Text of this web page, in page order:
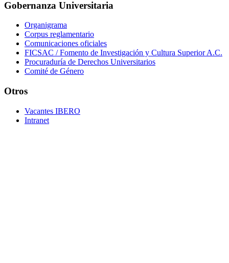
Gobernanza Universitaria
Organigrama
Corpus reglamentario
Comunicaciones oficiales
FICSAC / Fomento de Investigación y Cultura Superior A.C.
Procuraduría de Derechos Universitarios
Comité de Género
Otros
Vacantes IBERO
Intranet